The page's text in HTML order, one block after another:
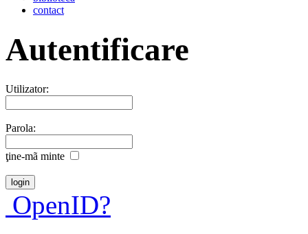
contact
Autentificare
Utilizator:
Parola:
ţine-mã minte
OpenID?